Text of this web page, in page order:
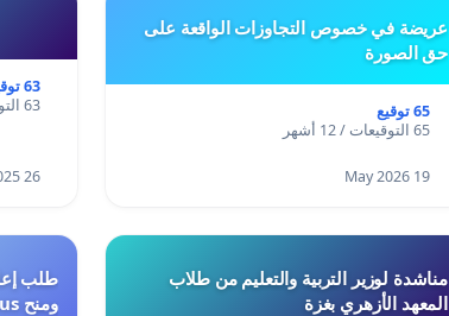
عريضة في خصوص التجاوزات الواقعة على
حق الصورة
65 توقيع
65 التوقيعات / 12 أشهر
19 May 2026
63 توقيع
63 التوقيعات / 12 أشهر
26 Oct 2025
مناشدة لوزير التربية والتعليم من طلاب
المعهد الأزهري بغزة
ومنح Bonus